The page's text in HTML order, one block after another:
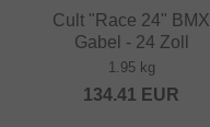
Cult "Race 24" BMX
Gabel - 24 Zoll
1.95 kg
134.41 EUR